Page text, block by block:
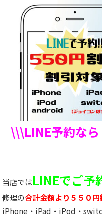
\\\LINE予約な
当店ではLINEでご予
修理の合計金額より５５０円
iPhone・iPad・iPod・